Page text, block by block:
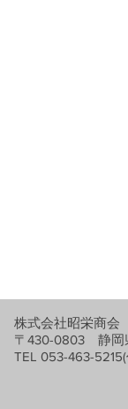
株式会社昭栄商会
〒430-0803 静岡
TEL 053-463-